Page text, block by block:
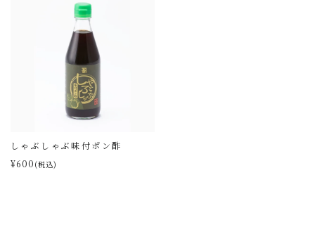
しゃぶしゃぶ味付ポン酢
¥600 (税込)